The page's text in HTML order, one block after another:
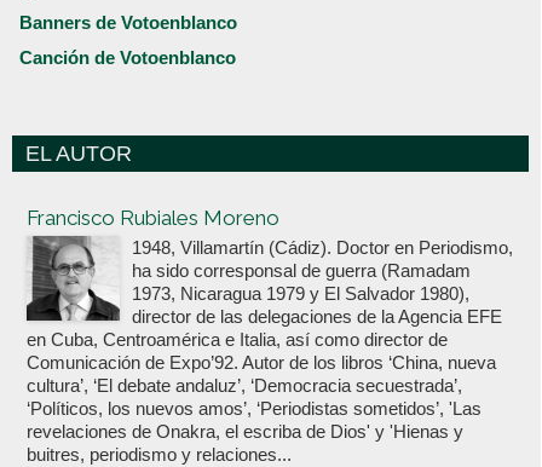
Banners de Votoenblanco
Canción de Votoenblanco
EL AUTOR
Francisco Rubiales Moreno
1948, Villamartín (Cádiz). Doctor en Periodismo,
ha sido corresponsal de guerra (Ramadam
1973, Nicaragua 1979 y El Salvador 1980),
director de las delegaciones de la Agencia EFE
en Cuba, Centroamérica e Italia, así como director de
Comunicación de Expo’92. Autor de los libros ‘China, nueva
cultura’, ‘El debate andaluz’, ‘Democracia secuestrada’,
‘Políticos, los nuevos amos’, ‘Periodistas sometidos’, 'Las
revelaciones de Onakra, el escriba de Dios' y 'Hienas y
buitres, periodismo y relaciones...